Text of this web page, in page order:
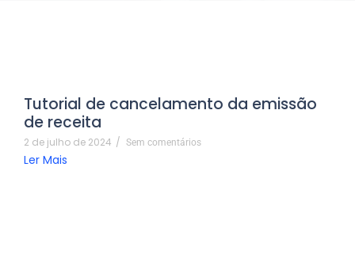
Tutorial de cancelamento da emissão
de receita
2 de julho de 2024 / Sem comentários
Ler Mais